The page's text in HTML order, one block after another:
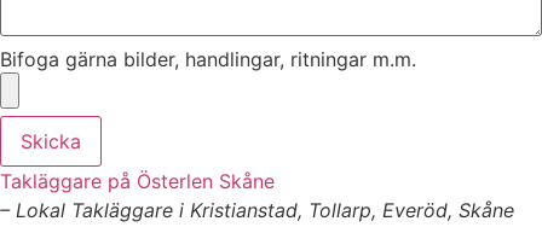
Bifoga gärna bilder, handlingar, ritningar m.m.
Skicka
Takläggare på Österlen Skåne
– Lokal Takläggare i Kristianstad, Tollarp, Everöd, Skåne